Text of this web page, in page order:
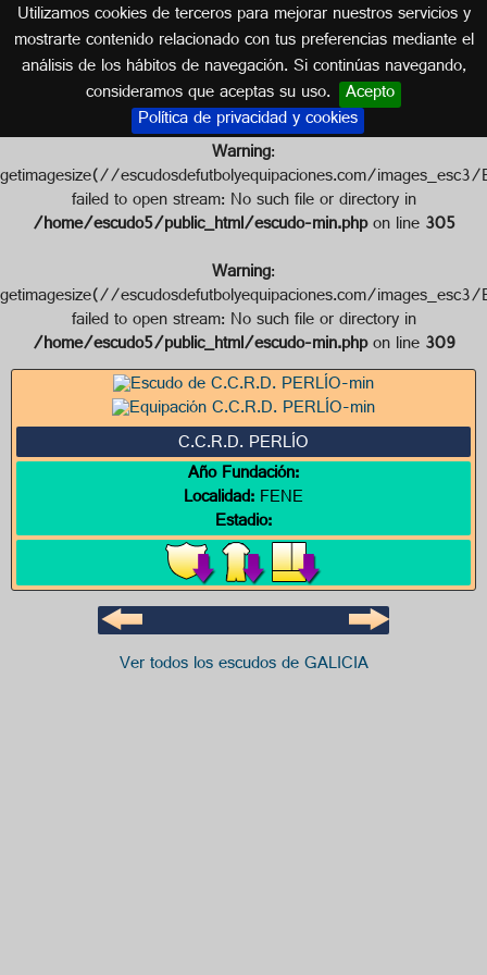
Utilizamos cookies de terceros para mejorar nuestros servicios y
mostrarte contenido relacionado con tus preferencias mediante el
análisis de los hábitos de navegación. Si continúas navegando,
consideramos que aceptas su uso. Acepto
Política de privacidad y cookies
Escudo de C.C.R.D. PERLÍO
GALICIA
Warning:
getimagesize(//escudosdefutbolyequipaciones.com/
failed to open stream: No such file or directory in
/home/escudo5/public_html/escudo-min.phpon line305
Warning:
getimagesize(//escudosdefutbolyequipaciones.com/
failed to open stream: No such file or directory in
/home/escudo5/public_html/escudo-min.phpon line309
C.C.R.D. PERLÍO
Año Fundación:
Localidad:FENE
Estadio:
Ver todos los escudos de GALICIA